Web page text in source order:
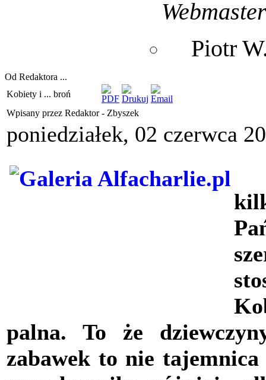
Piotr
Od Redaktora ...
Kobiety i ... broń
Wpisany przez Redaktor - Zbyszek
poniedziałek, 02 czerwca
palna. To że
zabawek to nie